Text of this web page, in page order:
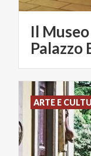
Il
Palazzo
ARTE E